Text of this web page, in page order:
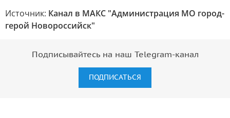
Источник: Канал в МАКС "Администрация МО город-
герой Новороссийск"
Подписывайтесь на наш Telegram-канал
ПОДПИСАТЬСЯ